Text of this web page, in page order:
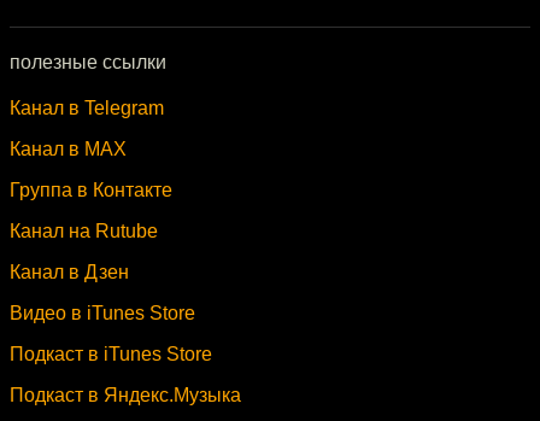
полезные ссылки
Канал в Telegram
Канал в MAX
Группа в Контакте
Канал на Rutube
Канал в Дзен
Видео в iTunes Store
Подкаст в iTunes Store
Подкаст в Яндекс.Музыка